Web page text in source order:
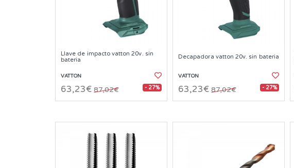
Llave de impacto vatton 20v. sin
bateria
VATTON
63,23€ 87,02€ - 27%
Decapadora vatton 20v. sin bateria
VATTON
63,23€ 87,02€ - 27%